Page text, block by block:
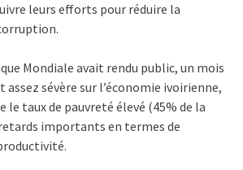
leurs efforts pour réduire la
Mondiale avait rendu public, un mois
sévère sur l’économie ivoirienne,
le taux de pauvreté élevé (45% de la
importants en termes de